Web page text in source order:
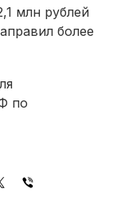
млн рублей
более
по